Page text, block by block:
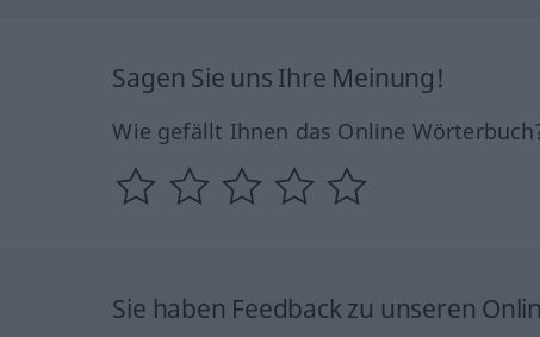
Sagen Sie uns Ihre Meinung!
Wie gefällt Ihnen das Online
Sie haben Feedback zu unseren